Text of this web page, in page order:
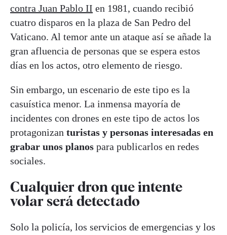
contra Juan Pablo II en 1981, cuando recibió
cuatro disparos en la plaza de San Pedro del
Vaticano. Al temor ante un ataque así se añade la
gran afluencia de personas que se espera estos
días en los actos, otro elemento de riesgo.
Sin embargo, un escenario de este tipo es la
casuística menor. La inmensa mayoría de
incidentes con drones en este tipo de actos los
protagonizan turistas y personas interesadas en
grabar unos planos para publicarlos en redes
sociales.
Cualquier dron que intente
volar será detectado
Solo la policía, los servicios de emergencias y los